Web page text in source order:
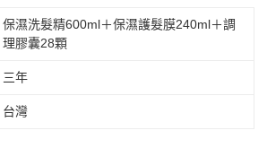
保濕洗髮精600ml＋保濕護髮膜240ml＋調
理膠囊28顆
三年
台灣